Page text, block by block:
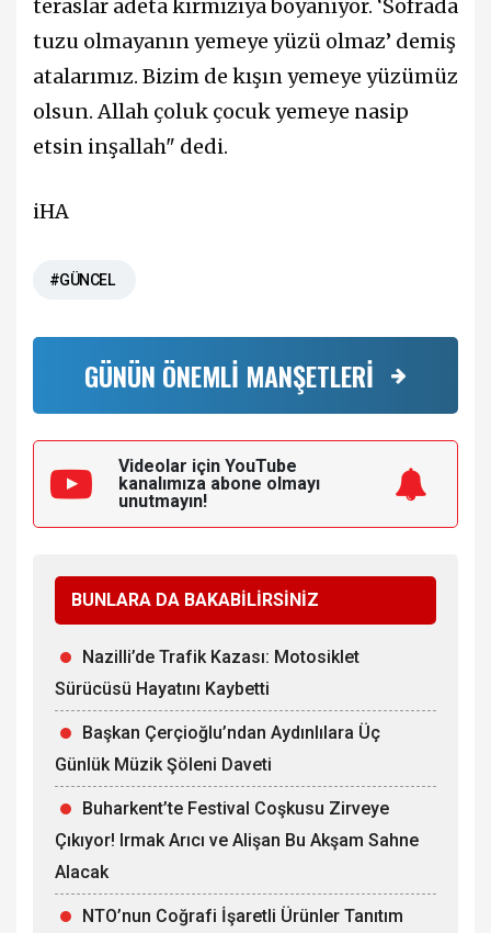
teraslar adeta kırmızıya boyanıyor. ‘Sofrada
tuzu olmayanın yemeye yüzü olmaz’ demiş
atalarımız. Bizim de kışın yemeye yüzümüz
olsun. Allah çoluk çocuk yemeye nasip
etsin inşallah" dedi.
iHA
#GÜNCEL
GÜNÜN ÖNEMLİ MANŞETLERİ
Videolar için YouTube
kanalımıza abone olmayı
unutmayın!
BUNLARA DA BAKABİLİRSİNİZ
Nazilli’de Trafik Kazası: Motosiklet
Sürücüsü Hayatını Kaybetti
Başkan Çerçioğlu’ndan Aydınlılara Üç
Günlük Müzik Şöleni Daveti
Buharkent’te Festival Coşkusu Zirveye
Çıkıyor! Irmak Arıcı ve Alişan Bu Akşam Sahne
Alacak
NTO’nun Coğrafi İşaretli Ürünler Tanıtım